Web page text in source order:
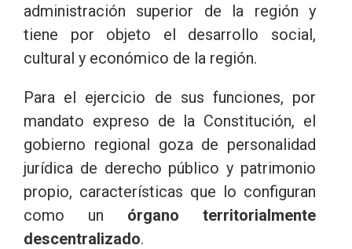
administración superior de la región y
tiene por objeto el desarrollo social,
cultural y económico de la región.
Para el ejercicio de sus funciones, por
mandato expreso de la Constitución, el
gobierno regional goza de personalidad
jurídica de derecho público y patrimonio
propio, características que lo configuran
como un órgano territorialmente
descentralizado.